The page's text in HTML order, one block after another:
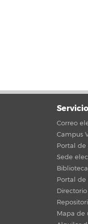
Correo
Campus
Portal de
Sede
Portal de
Directorio
Mapa de